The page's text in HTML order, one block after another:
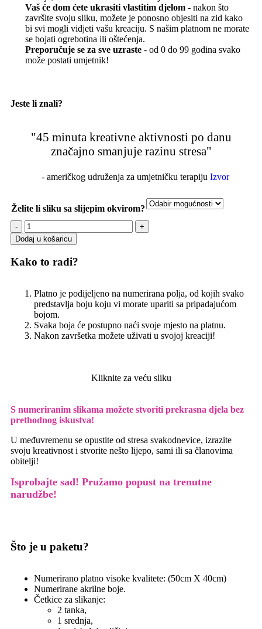
Vaš će dom ćete ukrasiti vlastitim djelom - nakon što
završite svoju sliku, možete je ponosno objesiti na zid kako
bi svi mogli vidjeti vašu kreaciju. S našim platnom ne morate
se bojati ogrebotina ili oštećenja.
Preporučuje se za sve uzraste - od 0 do 99 godina svako
može postati umjetnik!
Jeste li znali?
"45 minuta kreativne aktivnosti po danu
značajno smanjuje razinu stresa"
- američkog udruženja za umjetničku terapiju Izvor
Želite li sliku sa slijepim okvirom?
Dodaj u košaricu
Kako to radi?
Platno je podijeljeno na numerirana polja, od kojih svako
predstavlja boju koju vi morate upariti sa pripadajućom
bojom.
Svaka boja će postupno naći svoje mjesto na platnu.
Nakon završetka možete uživati u svojoj kreaciji!
Kliknite za veću sliku
S numeriranim slikama možete stvoriti prekrasna djela bez
prethodnog iskustva!
U međuvremenu se opustite od stresa svakodnevice, izrazite
svoju kreativnost i stvorite nešto lijepo, sami ili sa članovima
obitelji!
Isprobajte sad! Pružamo popust na trenutne
narudžbe!
Što je u paketu?
Numerirano platno visoke kvalitete: (50cm X 40cm)
Numerirane akrilne boje.
Četkice za slikanje:
2 tanka,
1 srednja,